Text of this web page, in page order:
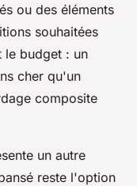
ou des éléments
souhaitées
le budget : un
cher qu'un
composite
un autre
reste l'option